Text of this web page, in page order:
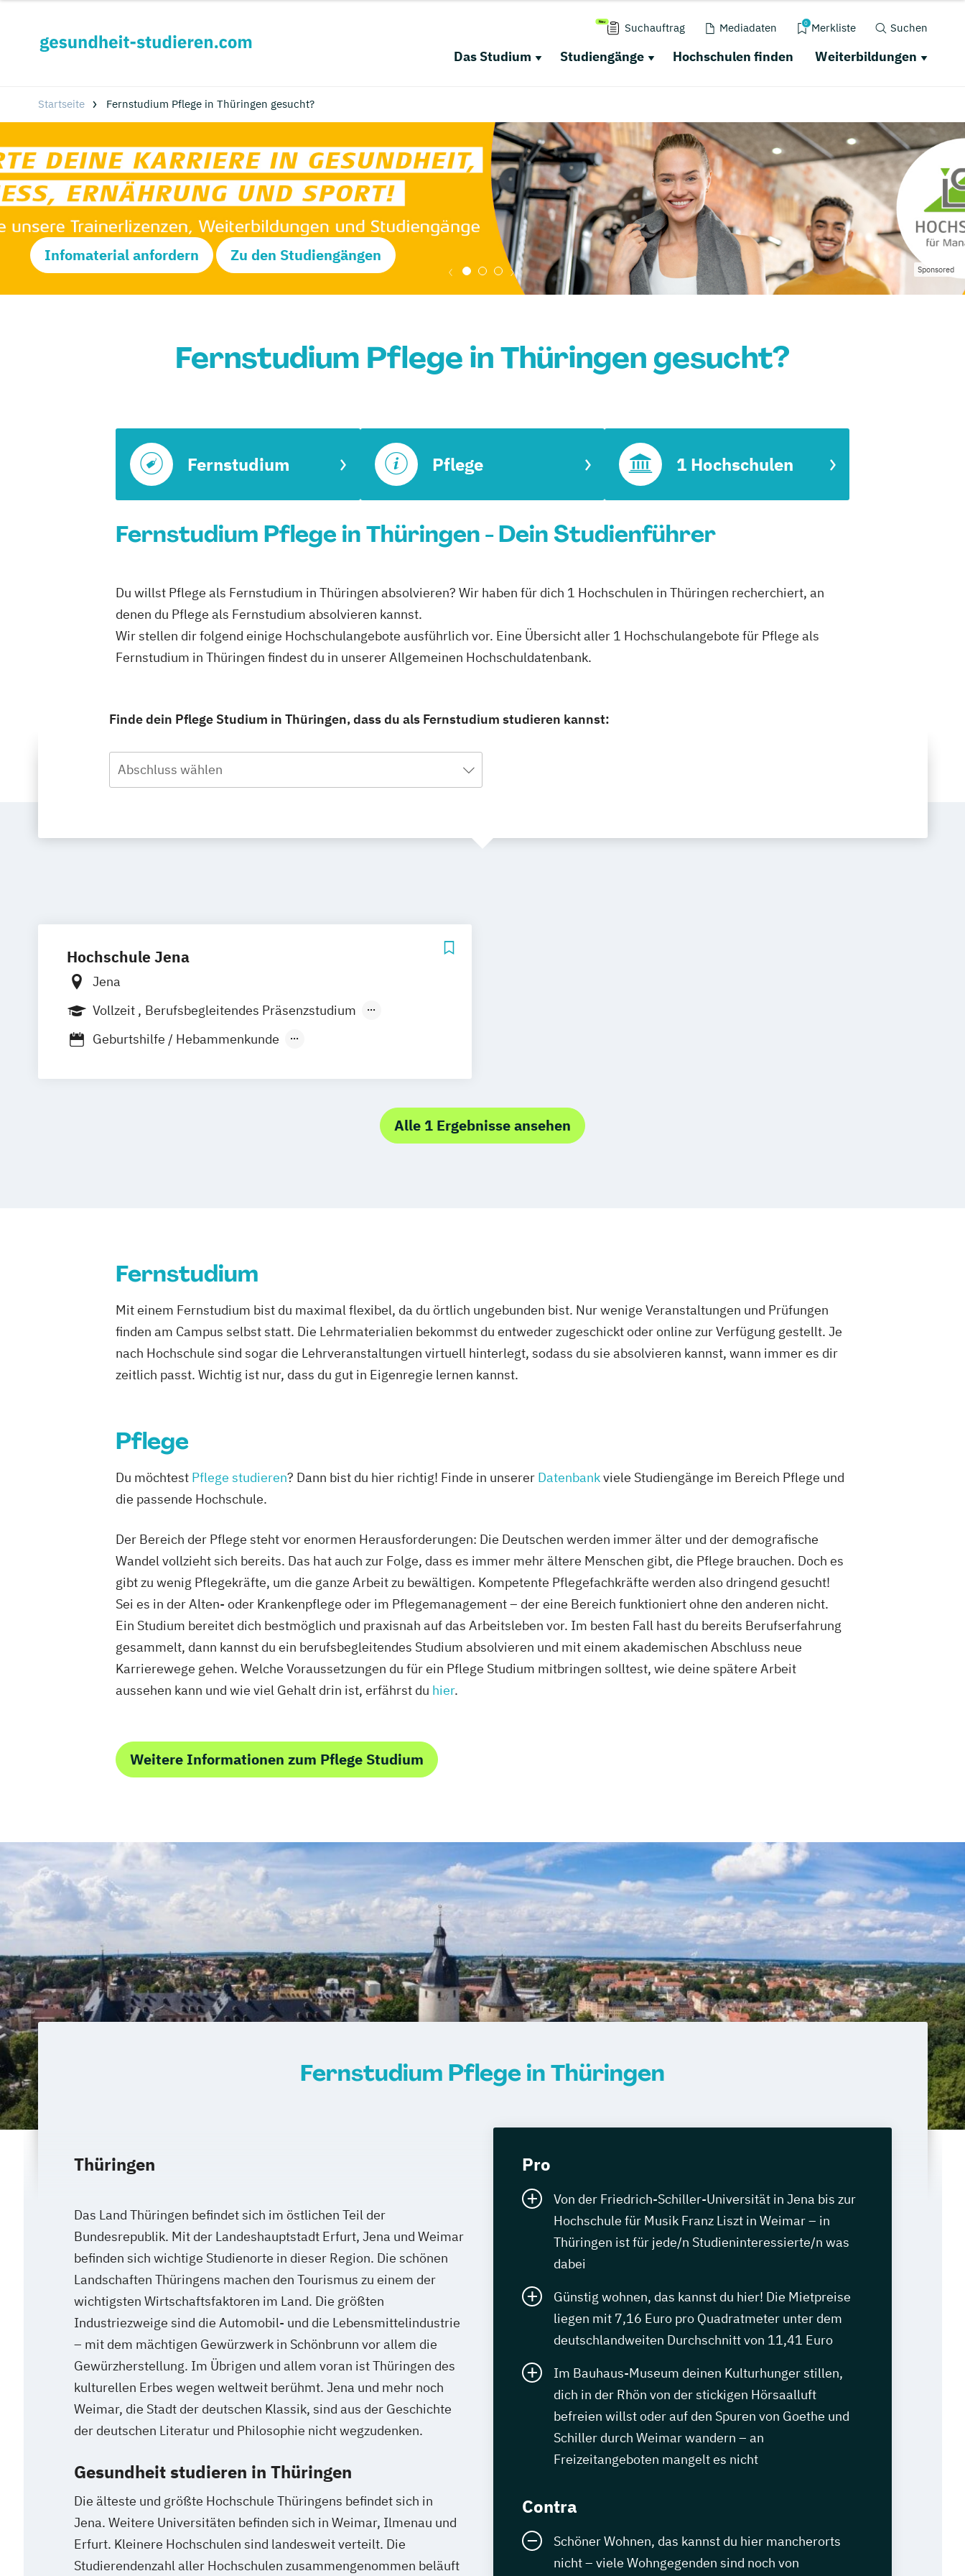
Suchauftrag Mediadaten 0 Merkliste Suchen
Das Studium Studiengänge Hochschulen finden Weiterbildungen
Startseite Fernstudium Pflege in Thüringen gesucht?
Infomaterial anfordern Zu den Studiengängen
Sponsored
Fernstudium Pflege in Thüringen gesucht?
Fernstudium Pflege 1 Hochschulen
Fernstudium Pflege in Thüringen - Dein Studienführer
Du willst Pflege als Fernstudium in Thüringen absolvieren? Wir haben für dich 1 Hochschulen in Thüringen recherchiert, an
denen du Pflege als Fernstudium absolvieren kannst.
Wir stellen dir folgend einige Hochschulangebote ausführlich vor. Eine Übersicht aller 1 Hochschulangebote für Pflege als
Fernstudium in Thüringen findest du in unserer Allgemeinen Hochschuldatenbank.
Finde dein Pflege Studium in Thüringen, dass du als Fernstudium studieren kannst:
Abschluss wählen
Hochschule Jena
Jena
Vollzeit
Berufsbegleitendes Präsenzstudium
Fernstudium
Duales Studium
Geburtshilfe / Hebammenkunde
Pflege / Pflegeleitung
Rettungswesen/ Notfallversorgung Alle 1 Ergebnisse ansehen
Fernstudium
Mit einem Fernstudium bist du maximal flexibel, da du örtlich ungebunden bist. Nur wenige Veranstaltungen und Prüfungen
finden am Campus selbst statt. Die Lehrmaterialien bekommst du entweder zugeschickt oder online zur Verfügung gestellt. Je
nach Hochschule sind sogar die Lehrveranstaltungen virtuell hinterlegt, sodass du sie absolvieren kannst, wann immer es dir
zeitlich passt. Wichtig ist nur, dass du gut in Eigenregie lernen kannst.
Pflege
Du möchtest Pflege studieren? Dann bist du hier richtig! Finde in unserer Datenbankviele Studiengänge im Bereich Pflege und
die passende Hochschule.
Der Bereich der Pflege steht vor enormen Herausforderungen: Die Deutschen werden immer älter und der demografische
Wandel vollzieht sich bereits. Das hat auch zur Folge, dass es immer mehr ältere Menschen gibt, die Pflege brauchen. Doch es
gibt zu wenig Pflegekräfte, um die ganze Arbeit zu bewältigen. Kompetente Pflegefachkräfte werden also dringend gesucht!
Sei es in der Alten- oder Krankenpflege oder im Pflegemanagement – der eine Bereich funktioniert ohne den anderen nicht.
Ein Studium bereitet dich bestmöglich und praxisnah auf das Arbeitsleben vor. Im besten Fall hast du bereits Berufserfahrung
gesammelt, dann kannst du ein berufsbegleitendes Studium absolvieren und mit einem akademischen Abschluss neue
Karrierewege gehen. Welche Voraussetzungen du für ein Pflege Studium mitbringen solltest, wie deine spätere Arbeit
aussehen kann und wie viel Gehalt drin ist, erfährst du hier.
Weitere Informationen zum Pflege Studium
Fernstudium Pflege in Thüringen
Thüringen
Das Land Thüringen befindet sich im östlichen Teil der
Bundesrepublik. Mit der Landeshauptstadt Erfurt, Jena und Weimar
befinden sich wichtige Studienorte in dieser Region. Die schönen
Landschaften Thüringens machen den Tourismus zu einem der
wichtigsten Wirtschaftsfaktoren im Land. Die größten
Industriezweige sind die Automobil- und die Lebensmittelindustrie
– mit dem mächtigen Gewürzwerk in Schönbrunn vor allem die
Gewürzherstellung. Im Übrigen und allem voran ist Thüringen des
kulturellen Erbes wegen weltweit berühmt. Jena und mehr noch
Weimar, die Stadt der deutschen Klassik, sind aus der Geschichte
der deutschen Literatur und Philosophie nicht wegzudenken.
Gesundheit studieren in Thüringen
Die älteste und größte Hochschule Thüringens befindet sich in
Jena. Weitere Universitäten befinden sich in Weimar, Ilmenau und
Erfurt. Kleinere Hochschulen sind landesweit verteilt. Die
Studierendenzahl aller Hochschulen zusammengenommen beläuft
Pro
Von der Friedrich-Schiller-Universität in Jena bis zur
Hochschule für Musik Franz Liszt in Weimar – in
Thüringen ist für jede/n Studieninteressierte/n was
dabei
Günstig wohnen, das kannst du hier! Die Mietpreise
liegen mit 7,16 Euro pro Quadratmeter unter dem
deutschlandweiten Durchschnitt von 11,41 Euro
Im Bauhaus-Museum deinen Kulturhunger stillen,
dich in der Rhön von der stickigen Hörsaalluft
befreien willst oder auf den Spuren von Goethe und
Schiller durch Weimar wandern – an
Freizeitangeboten mangelt es nicht
Contra
Schöner Wohnen, das kannst du hier mancherorts
nicht – viele Wohngegenden sind noch von